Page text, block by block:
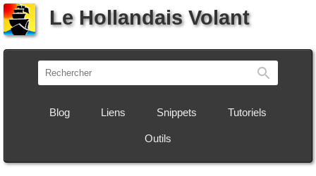
Le Hollandais Volant
Blog Liens Snippets Tutoriels
Outils